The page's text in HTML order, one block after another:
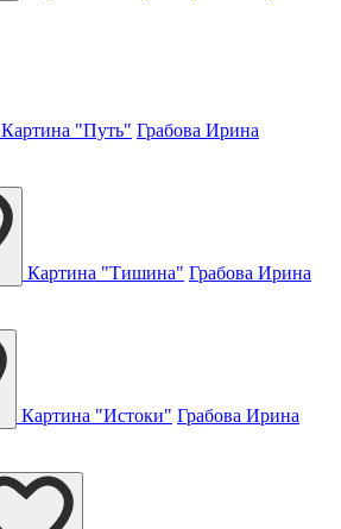
Картина "Путь" Грабова Ирина
Картина "Тишина" Грабова Ирина
Картина "Истоки" Грабова Ирина